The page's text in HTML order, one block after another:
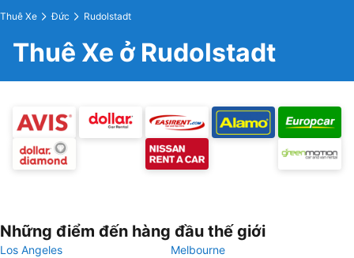
Thuê Xe Đức Rudolstadt
Thuê Xe ở Rudolstadt
Những điểm đến hàng đầu thế giới
Los Angeles
Melbourne